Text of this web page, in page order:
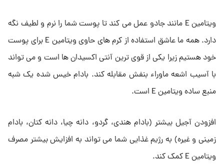
ویتامین E مانند جادو عمل می کند تا پوست شما را نرم و لطیف نگه
دارد. همه ما عاشق استفاده از کرم های حاوی ویتامین E برای پوست
خود هستیم زیرا یکی از قوی ترین آنتی اکسیدان ها است و می تواند
با آسیب اشعه ماوراء بنفش مقابله کند. بادام خیس شده یک شبه
منبع ساده ویتامین E است.
افزودن آجیل بیشتر (بادام هندی، گردو، دانه چیا، دانه کتان، بادام
زمینی و غیره) به رژیم غذایی شما می تواند به افزایش بیشتر مصرف
ویتامین E کمک کند.